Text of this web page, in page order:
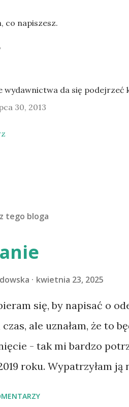
co napiszesz.
wydawnictwa da się podejrzeć
30, 2013
tego bloga
kwietnia 23, 2025
się, by napisać o
ale uznałam, że to
- tak mi bardzo
roku. Wypatrzyłam ją